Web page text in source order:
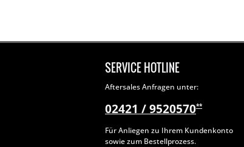
SERVICE HOTLINE
Aftersales Anfragen unter:
02421 / 9520570**
Für Anliegen zu Ihrem Kundenkonto
sowie zum Bestellprozess.